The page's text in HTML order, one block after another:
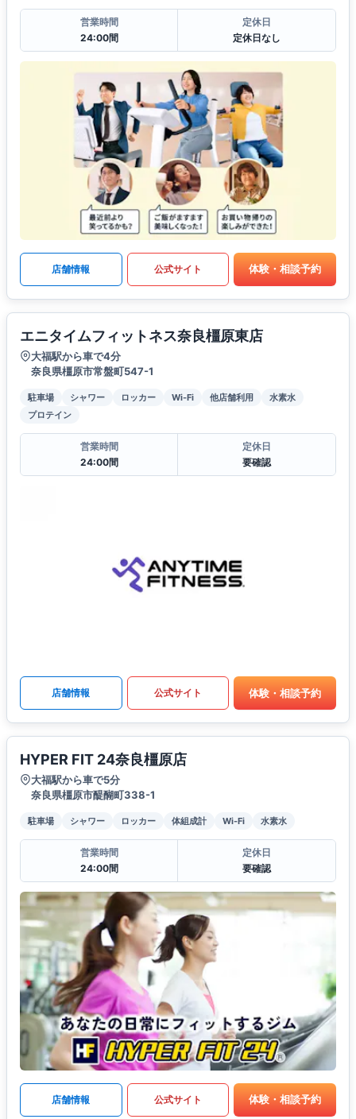
営業時間
24:00間
定休日
定休日なし
店舗情報 公式サイト 体験・相談予約
エニタイムフィットネス奈良橿原東店
大福駅から車で4分
奈良県橿原市常盤町547-1
駐車場 シャワー ロッカー Wi-Fi 他店舗利用
水素水
プロテイン
営業時間
24:00間
定休日
要確認
店舗情報 公式サイト 体験・相談予約
HYPER FIT 24奈良橿原店
大福駅から車で5分
奈良県橿原市醍醐町338-1
駐車場 シャワー ロッカー 体組成計 Wi-Fi 水素水
営業時間
24:00間
定休日
要確認
店舗情報 公式サイト 体験・相談予約